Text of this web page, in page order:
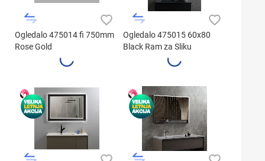
Ogledalo 475014 fi 750mm
Rose Gold
Ogledalo 475015 60x80
Black Ram za Sliku